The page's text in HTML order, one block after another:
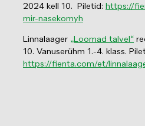
2024 kell 10.
Piletid: https://
mir-nasekomyh
Linnalaager „Loomad talvel“
10. Vanuserühm 1.-4. klass.
https://fienta.com/et/